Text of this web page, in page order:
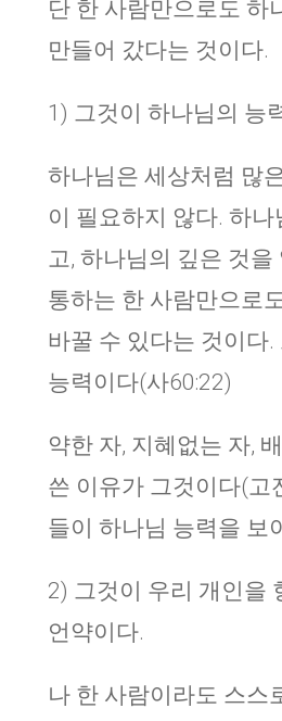
단 한 사람만으로도 하
만들어 갔다는 것이다.
1) 그것이 하나님의 능
하나님은 세상처럼 많
이 필요하지 않다. 하
고, 하나님의 깊은 것을
통하는 한 사람만으로
바꿀 수 있다는 것이다.
능력이다(사60:22)
약한 자, 지혜없는 자,
쓴 이유가 그것이다(고
들이 하나님 능력을 보
2) 그것이 우리 개인을
언약이다.
나 한 사람이라도 스스